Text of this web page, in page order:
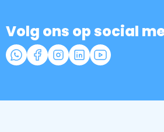
Volg ons op social